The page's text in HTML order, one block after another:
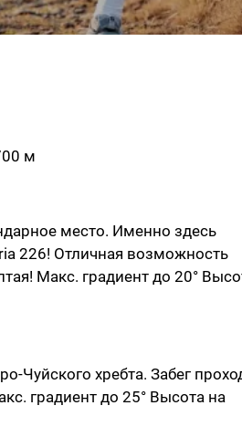
м
место. Именно здесь
226! Отличная возможность
Макс. градиент до 20°
хребта. Забег
градиент до 25° Высота на